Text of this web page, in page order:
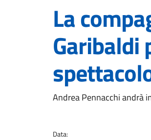
La
Garibaldi
Dettagli
Andrea Pennacchi andrà
Data: